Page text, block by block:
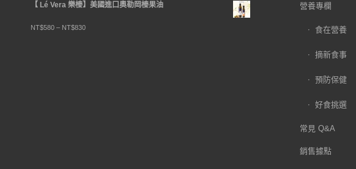
【 Lé Vera 樂榛】美國進口奧勒岡榛果油
NT$580 – NT$830
營養專欄
食在營養
摘新食事
預防保健
好食挑選
常見 Q&A
銷售據點